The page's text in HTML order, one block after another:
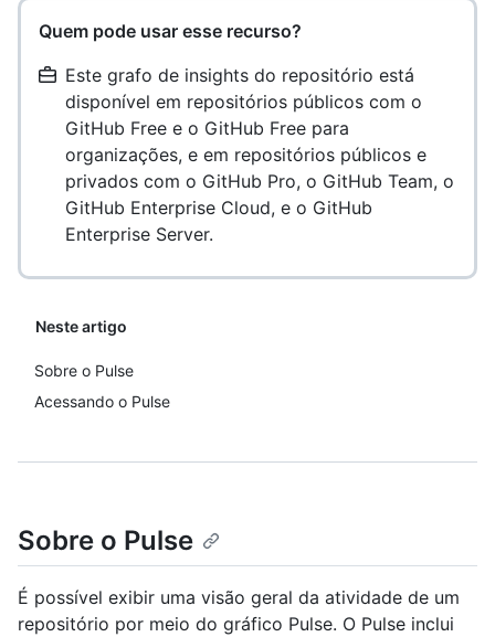
Quem pode usar esse recurso?
Este grafo de insights do repositório está
disponível em repositórios públicos com o
GitHub Free e o GitHub Free para
organizações, e em repositórios públicos e
privados com o GitHub Pro, o GitHub Team, o
GitHub Enterprise Cloud, e o GitHub
Enterprise Server.
Neste artigo
Sobre o Pulse
Acessando o Pulse
Sobre o Pulse
É possível exibir uma visão geral da atividade de um
repositório por meio do gráfico Pulse. O Pulse inclui